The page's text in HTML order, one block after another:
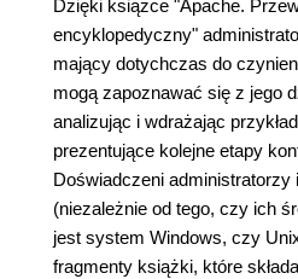
Dzięki książce "Apache.
encyklopedyczny"
mający dotychczas do
mogą zapoznawać się z jego
analizując i wdrażając
prezentujące kolejne etapy
Doświadczeni administratorzy
(niezależnie od tego, czy ich
jest system Windows, czy
fragmenty książki, które